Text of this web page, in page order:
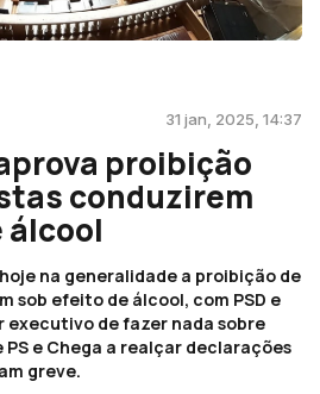
31 jan, 2025, 14:37
proibição
conduzirem
álcool
na generalidade a proibição de
sob efeito de álcool, com PSD e
executivo de fazer nada sobre
e Chega a realçar declarações
greve.